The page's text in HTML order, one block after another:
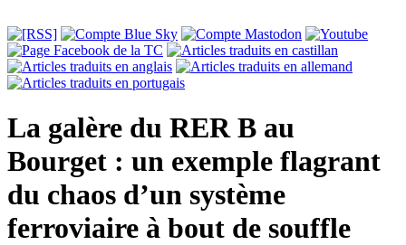
La galère du RER B au
Bourget : un exemple flagrant
du chaos d’un système
ferroviaire à bout de souffle